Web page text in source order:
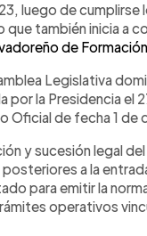
luego de cumplirse
que también inicia a
de
Legislativa
la Presidencia el
Oficial de fecha 1 de
y sucesión legal
a la
para emitir la
operativos